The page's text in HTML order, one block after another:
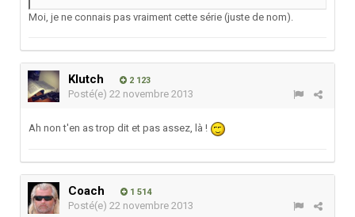
Moi, je ne connais pas vraiment cette série (juste de nom).
Klutch 2 123
Posté(e) 22 novembre 2013
Ah non t'en as trop dit et pas assez, là !
Coach 1 514
Posté(e) 22 novembre 2013